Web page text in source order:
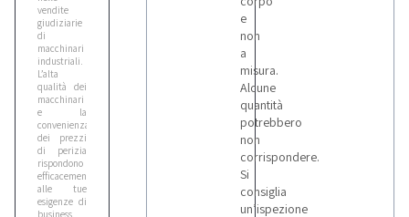
vendite
giudiziarie
di
macchinari
industriali.
L’alta
qualità dei
macchinari
e la
convenienza
dei prezzi
di perizia
rispondono
efficacemente
alle tue
esigenze di
business,
e
non
a
misura.
Alcune
quantità
potrebbero
non
corrispondere.
Si
consiglia
un’ispezione